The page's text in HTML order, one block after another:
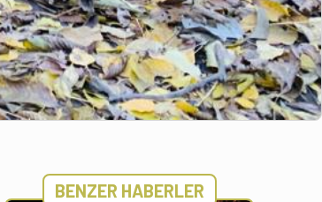
BENZER HABERLER